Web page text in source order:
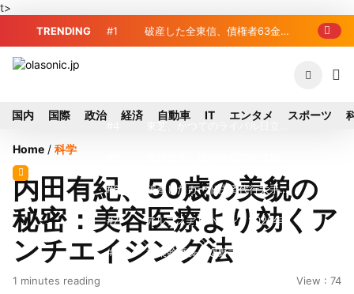
t>
TRENDING #1 破産した全東信、債権者63金融
界良好
のガス供給停止 「2次災害防止」を理
由に
#6 破産したカード決済代行大手
「全東信」債権者リスト公開、金融機関
63者の負債総額は1151億円
#7 アルプスアルパイン、2026年8
月1日付人事異動を発表
#8 榛葉幹事長、辺野古沖事故で
国内 国際 政治 経済 自動車 IT エンタメ スポーツ
Home / 科学
内田有紀、50歳の美貌の
秘密：美容医療より効くア
ンチエイジング法
1 minutes reading View : 74